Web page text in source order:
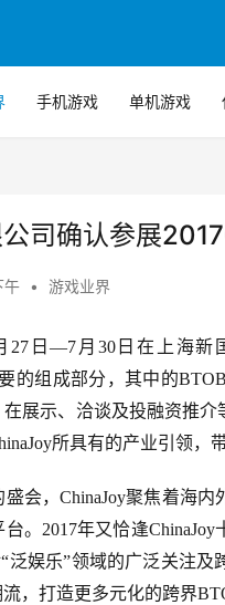
手机游戏 单机游戏
司确认参展
午 • 游戏业界
27日—7月30日在上海
要的组成部分，其中的
展示、洽谈及投融资推
所具有的产业引领，
会，ChinaJoy聚焦着海
。2017年又恰逢
泛娱乐”领域的广泛关注
，打造更多元化的跨界